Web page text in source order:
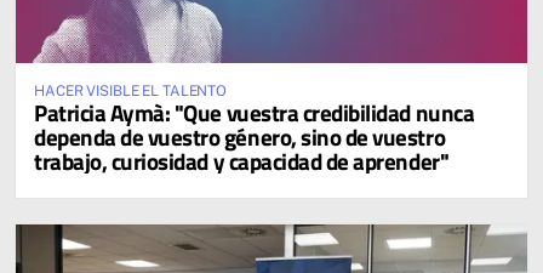
HACER VISIBLE EL TALENTO
Patricia Aymà: "Que vuestra credibilidad nunca
dependa de vuestro género, sino de vuestro
trabajo, curiosidad y capacidad de aprender"